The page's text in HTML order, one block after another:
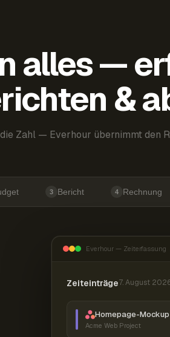
alles —
&
Zahl — Everhour übernimmt den
3 Bericht 4 Rechnung
Everhour — Zeiterfassung
Zeiteinträge7. August
Homepage-
Acme Web Project